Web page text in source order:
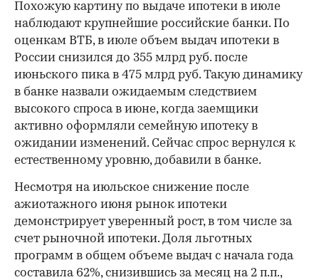
Похожую картину по выдаче ипотеки в июле
наблюдают крупнейшие российские банки. По
оценкам ВТБ, в июле объем выдач ипотеки в
России снизился до 355 млрд руб. после
июньского пика в 475 млрд руб. Такую динамику
в банке назвали ожидаемым следствием
высокого спроса в июне, когда заемщики
активно оформляли семейную ипотеку в
ожидании изменений. Сейчас спрос вернулся к
естественному уровню, добавили в банке.
Несмотря на июльское снижение после
ажиотажного июня рынок ипотеки
демонстрирует уверенный рост, в том числе за
счет рыночной ипотеки. Доля льготных
программ в общем объеме выдач с начала года
составила 62%, снизившись за месяц на 2 п.п.,